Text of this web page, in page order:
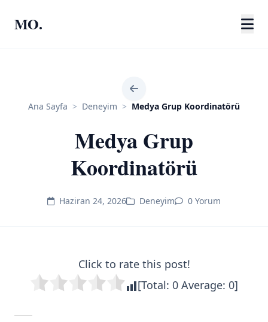
MO.
Ana Sayfa > Deneyim > Medya Grup Koordinatörü
Medya Grup
Koordinatörü
Haziran 24, 2026 Deneyim 0 Yorum
Click to rate this post!
[Total: 0 Average: 0]